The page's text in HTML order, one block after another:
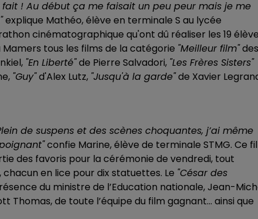
fait ! Au début ça me faisait un peu peur mais je me
explique Mathéo, élève en terminale S au lycée
cinématographique qu'ont dû réaliser les 19
tous les films de la catégorie "Meilleur film"des
"En Liberté"de Pierre Salvadori, "Les Frères Sisters"
"Guy"d'Alex Lutz, "Jusqu'à la garde"de Xavier
de suspens et des scènes choquantes, j’ai même
confie Marine, élève de terminale STMG. Ce
des favoris pour la cérémonie de vendredi, tout
, chacun en lice pour dix statuettes. Le "César des
du ministre de l’Education nationale, Jean-
Thomas, de toute l’équipe du film gagnant... ainsi que